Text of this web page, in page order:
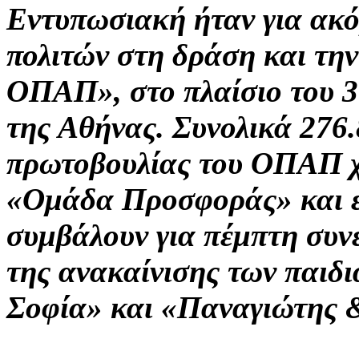
Εντυπωσιακή ήταν για
πολιτών στη δράση και
ΟΠΑΠ», στο πλαίσιο του
της Αθήνας. Συνολικά
πρωτοβουλίας του ΟΠΑΠ
«Ομάδα Προσφοράς» και
συμβάλουν για πέμπτη
της ανακαίνισης των
Σοφία» και «Παναγιώτης